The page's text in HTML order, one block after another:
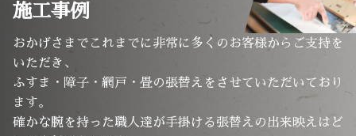
施工事例
おかげさまでこれまでに非常に多くのお客様からご支持を
いただき、
ふすま・障子・網戸・畳の張替えをさせていただいており
ます。
確かな腕を持った職人達が手掛ける張替えの出来映えはど